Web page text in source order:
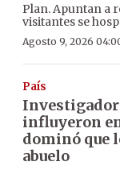
Plan. Apuntan a
visitantes se
Agosto 9, 2026
País
Investigador
influyeron
dominó que
abuelo